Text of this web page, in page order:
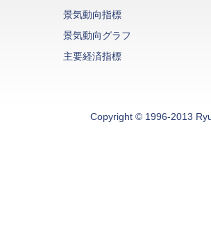
景気動向指標
景気動向グラフ
主要経済指標
Copyright © 1996-2013